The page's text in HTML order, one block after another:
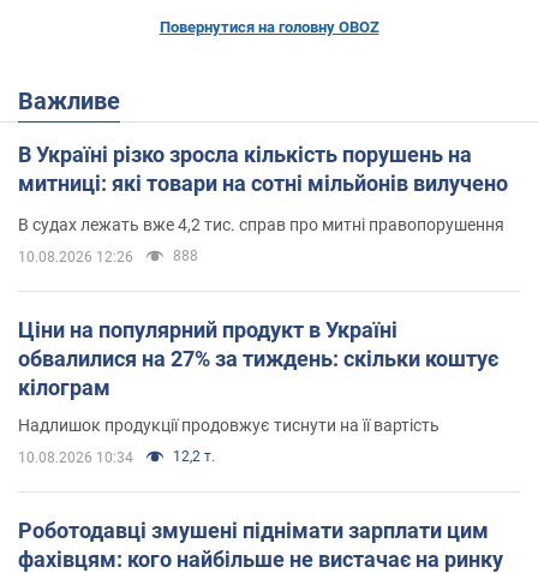
Повернутися на головну OBOZ
Важливе
В Україні різко зросла кількість порушень на
митниці: які товари на сотні мільйонів вилучено
В судах лежать вже 4,2 тис. справ про митні правопорушення
10.08.2026 12:26 888
Ціни на популярний продукт в Україні
обвалилися на 27% за тиждень: скільки коштує
кілограм
Надлишок продукції продовжує тиснути на її вартість
10.08.2026 10:34 12,2 т.
Роботодавці змушені піднімати зарплати цим
фахівцям: кого найбільше не вистачає на ринку